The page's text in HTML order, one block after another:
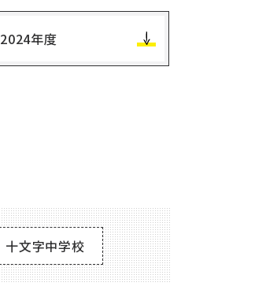
2024年度
十文字中学校